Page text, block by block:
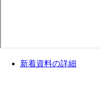
新着資料の詳細